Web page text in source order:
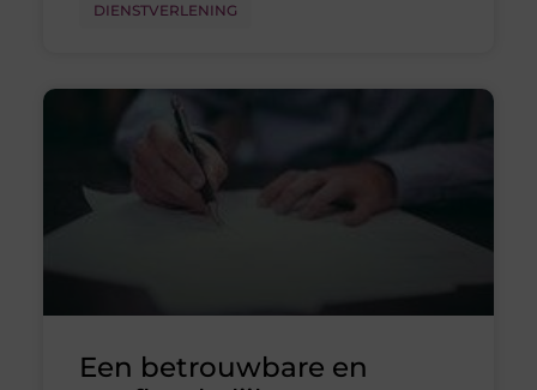
DIENSTVERLENING
Een betrouwbare en